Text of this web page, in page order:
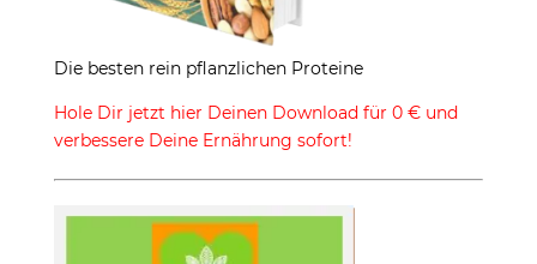
Die besten rein pflanzlichen Proteine
Hole Dir jetzt hier Deinen Download für 0 € und
verbessere Deine Ernährung sofort!